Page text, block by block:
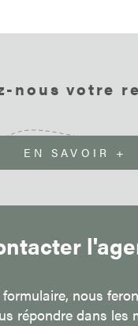
nous votre
EN SAVOIR +
nous
répondre dans les